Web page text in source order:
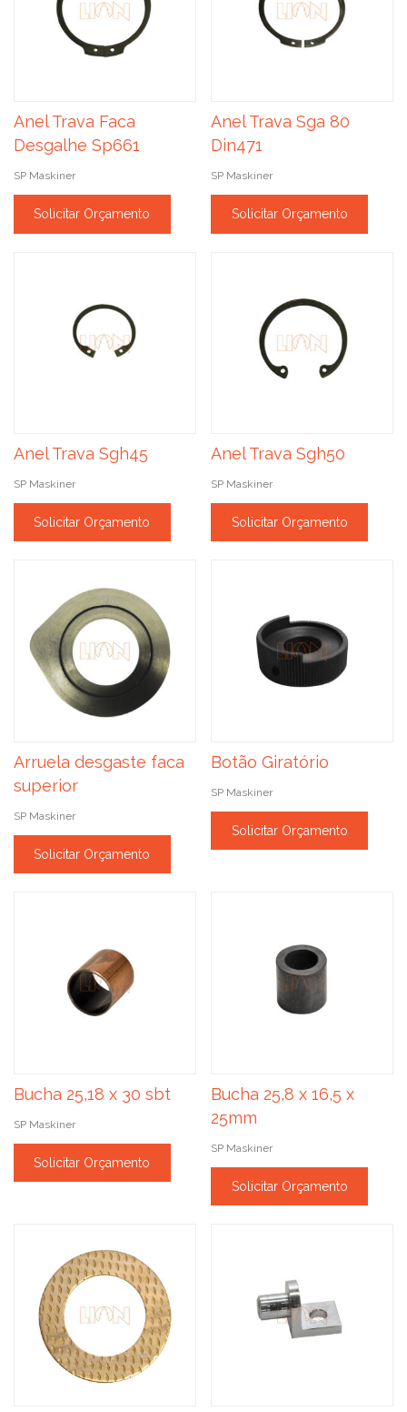
Anel Trava Faca
Desgalhe Sp661
SP Maskiner
Solicitar Orçamento
Anel Trava Sga 80
Din471
SP Maskiner
Solicitar Orçamento
Anel Trava Sgh45
SP Maskiner
Solicitar Orçamento
Anel Trava Sgh50
SP Maskiner
Solicitar Orçamento
Arruela desgaste faca
superior
SP Maskiner
Solicitar Orçamento
Botão Giratório
SP Maskiner
Solicitar Orçamento
Bucha 25,18 x 30 sbt
SP Maskiner
Solicitar Orçamento
Bucha 25,8 x 16,5 x
25mm
SP Maskiner
Solicitar Orçamento